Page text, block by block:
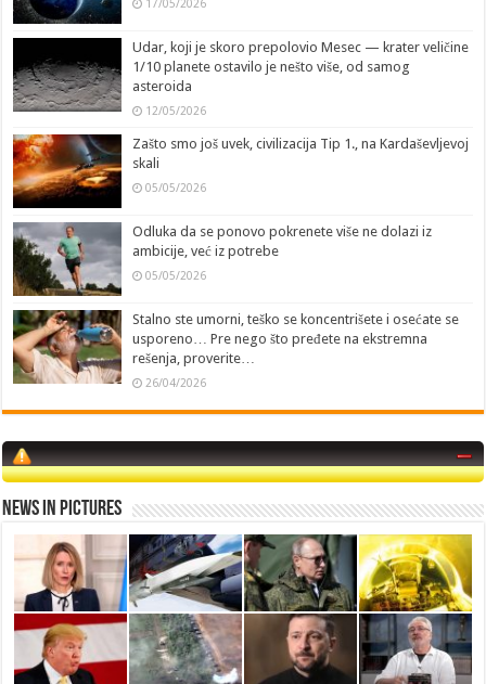
17/05/2026
Udar, koji je skoro prepolovio Mesec — krater veličine
1/10 planete ostavilo je nešto više, od samog
asteroida
12/05/2026
Zašto smo još uvek, civilizacija Tip 1., na Kardaševljevoj
skali
05/05/2026
Odluka da se ponovo pokrenete više ne dolazi iz
ambicije, već iz potrebe
05/05/2026
Stalno ste umorni, teško se koncentrišete i osećate se
usporeno… Pre nego što pređete na ekstremna
rešenja, proverite…
26/04/2026
News in Pictures